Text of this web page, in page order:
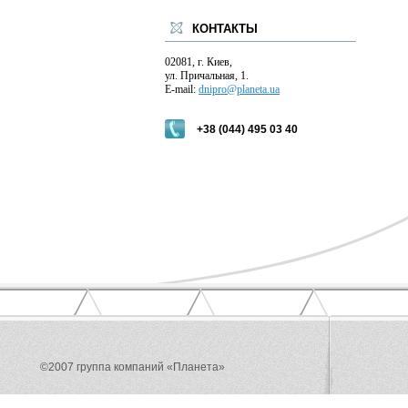
КОНТАКТЫ
02081, г. Киев,
ул. Причальная, 1.
E-mail: dnipro@planeta.ua
+38 (044) 495 03 40
©2007 группа компаний «Планета»